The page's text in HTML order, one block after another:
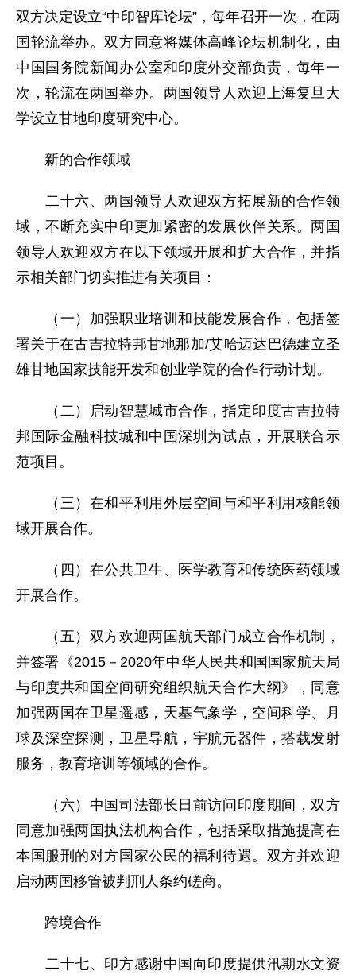
双方决定设立“中印智库论坛”，每年召开一次，在两
国轮流举办。双方同意将媒体高峰论坛机制化，由
中国国务院新闻办公室和印度外交部负责，每年一
次，轮流在两国举办。两国领导人欢迎上海复旦大
学设立甘地印度研究中心。
新的合作领域
二十六、两国领导人欢迎双方拓展新的合作领
域，不断充实中印更加紧密的发展伙伴关系。两国
领导人欢迎双方在以下领域开展和扩大合作，并指
示相关部门切实推进有关项目：
（一）加强职业培训和技能发展合作，包括签
署关于在古吉拉特邦甘地那加/艾哈迈达巴德建立圣
雄甘地国家技能开发和创业学院的合作行动计划。
（二）启动智慧城市合作，指定印度古吉拉特
邦国际金融科技城和中国深圳为试点，开展联合示
范项目。
（三）在和平利用外层空间与和平利用核能领
域开展合作。
（四）在公共卫生、医学教育和传统医药领域
开展合作。
（五）双方欢迎两国航天部门成立合作机制，
并签署《2015－2020年中华人民共和国国家航天局
与印度共和国空间研究组织航天合作大纲》，同意
加强两国在卫星遥感，天基气象学，空间科学、月
球及深空探测，卫星导航，宇航元器件，搭载发射
服务，教育培训等领域的合作。
（六）中国司法部长日前访问印度期间，双方
同意加强两国执法机构合作，包括采取措施提高在
本国服刑的对方国家公民的福利待遇。双方并欢迎
启动两国移管被判刑人条约磋商。
跨境合作
二十七、印方感谢中国向印度提供汛期水文资